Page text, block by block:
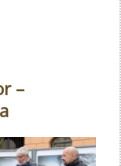
–